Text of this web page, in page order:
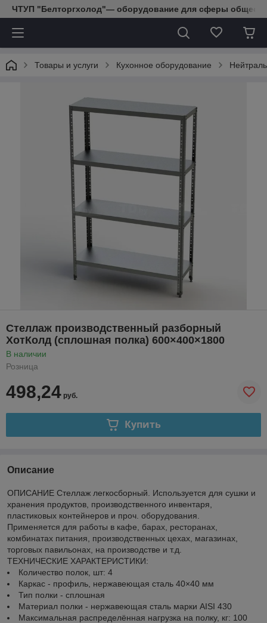
ЧТУП "Белторгхолод"— оборудование для сферы
Товары и услуги Кухонное оборудование
Стеллаж производственный разборный
ХотКолд (сплошная полка) 600×400×1800
В наличии
Розница
498,24 руб.
Купить
Описание
ОПИСАНИЕ Стеллаж легкосборный. Используется для сушки и
хранения продуктов, производственного инвентаря,
пластиковых контейнеров и проч. оборудования.
Применяется для работы в кафе, барах, ресторанах,
комбинатах питания, производственных цехах, магазинах,
торговых павильонах, на производстве и т.д.
ТЕХНИЧЕСКИЕ ХАРАКТЕРИСТИКИ:
Количество полок, шт: 4
Каркас - профиль, нержавеющая сталь 40×40 мм
Тип полки - сплошная
Материал полки - нержавеющая сталь марки AISI 430
Максимальная распределённая нагрузка на полку, кг: 100